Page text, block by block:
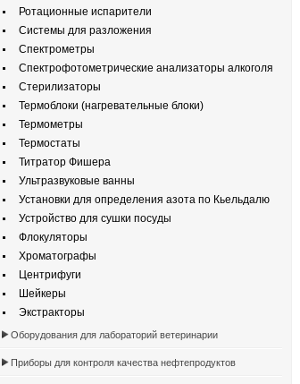
Ротационные испарители
Системы для разложения
Спектрометры
Спектрофотометрические анализаторы алкоголя
Стерилизаторы
Термоблоки (нагревательные блоки)
Термометры
Термостаты
Титратор Фишера
Ультразвуковые ванны
Установки для определения азота по Кьельдалю
Устройство для сушки посуды
Флокуляторы
Хроматографы
Центрифуги
Шейкеры
Экстракторы
Оборудования для лабораторий ветеринарии
Приборы для контроля качества нефтепродуктов